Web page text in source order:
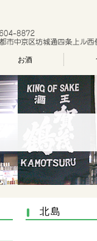
お酒
北島